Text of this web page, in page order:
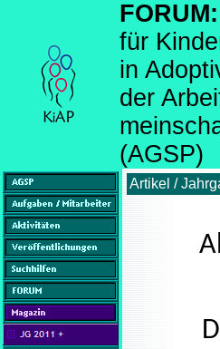
FORUM:
für
in
der
(AGSP)
Artikel /